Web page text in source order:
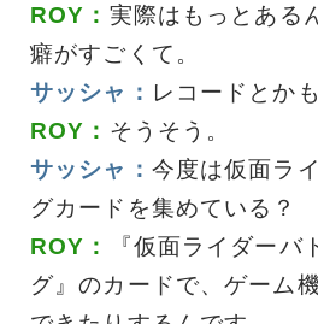
ROY： 実際はもっとある
癖がすごくて。
サッシャ： レコードとか
ROY： そうそう。
サッシャ： 今度は仮面ラ
グカードを集めている？
ROY：
『仮面ライダーバ
グ』のカードで、ゲーム